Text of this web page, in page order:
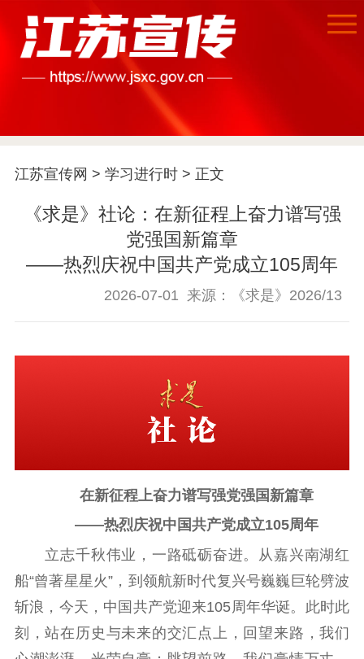
首页
江苏要闻
公示公告
通知公告 信息公开制度
信息公开指南
信息公开年度报
告
政策法规
工作动态
理论武装
江苏宣传网 > 学习进行时> 正文
《求是》社论：在新征程上奋力谱写强
党强国新篇章
——热烈庆祝中国共产党成立105周年
2026-07-01 来源：《求是》2026/13
在新征程上奋力谱写强党强国新篇章
——热烈庆祝中国共产党成立105周年
立志千秋伟业，一路砥砺奋进。从嘉兴南湖红
船“曾著星星火”，到领航新时代复兴号巍巍巨轮劈波
斩浪，今天，中国共产党迎来105周年华诞。此时此
刻，站在历史与未来的交汇点上，回望来路，我们